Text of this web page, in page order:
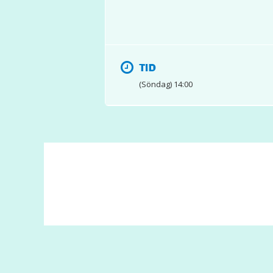
TID
(Söndag) 14:00